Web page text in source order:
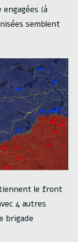
(à
semblent
le front
4 autres
brigade